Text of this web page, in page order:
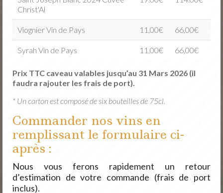
Christ'Al
Viognier Vin de Pays 11,00€ 66,00€
Syrah Vin de Pays 11,00€ 66,00€
Prix TTC caveau valables jusqu’au 31 Mars 2026 (il
faudra rajouter les frais de port).
* Un carton est composé de six bouteilles de 75cl.
Commander nos vins en
remplissant le formulaire ci-
après :
Nous vous ferons rapidement un retour
d’estimation de votre commande (frais de port
inclus).